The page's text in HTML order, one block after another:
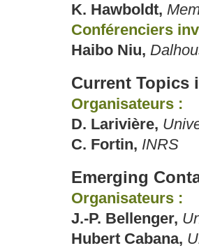
K. Hawboldt,
Conférenciers
Haibo Niu,
Current Topics
Organisateurs :
D. Larivière,
C. Fortin, INRS
Emerging
Organisateurs :
J.-P. Bellenger,
Hubert Cabana,